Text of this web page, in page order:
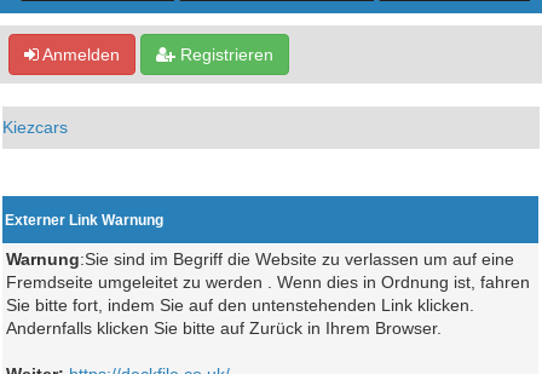
Anmelden Registrieren
Kiezcars
Externer Link Warnung
Warnung:Sie sind im Begriff die Website zu verlassen um auf eine
Fremdseite umgeleitet zu werden . Wenn dies in Ordnung ist, fahren
Sie bitte fort, indem Sie auf den untenstehenden Link klicken.
Andernfalls klicken Sie bitte auf Zurück in Ihrem Browser.